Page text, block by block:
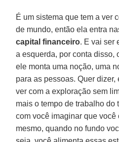
É um sistema que tem a ver
de mundo, então ela entra
capital financeiro. E vai ser
a esquerda, por conta disso,
ele monta uma noção, uma
para as pessoas. Quer dizer,
ver com a exploração sem
mais o tempo de trabalho do
com você imaginar que você
mesmo, quando no fundo